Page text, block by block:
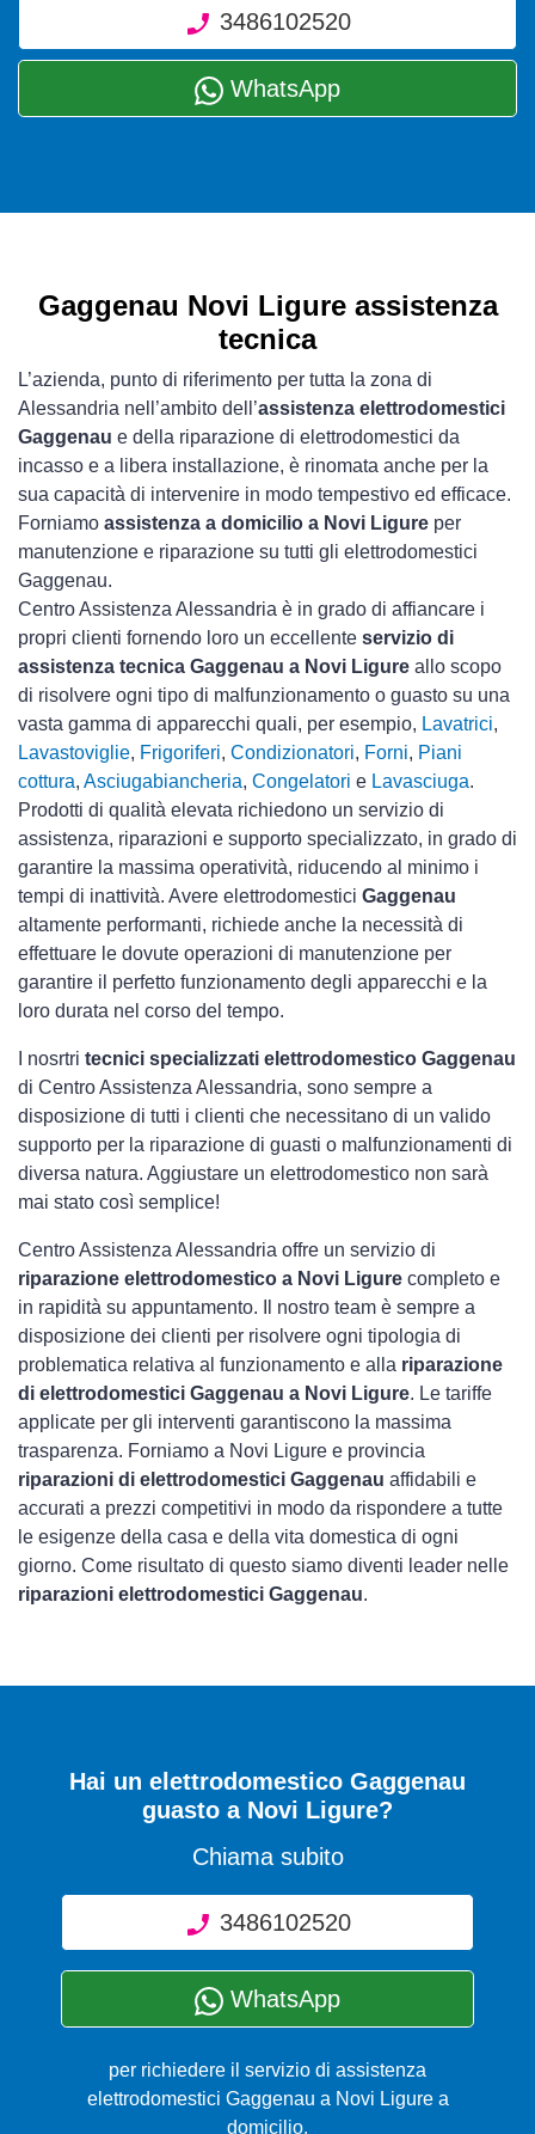
3486102520
WhatsApp
Gaggenau Novi Ligure assistenza
tecnica
L’azienda, punto di riferimento per tutta la zona di
Alessandria nell’ambito dell’assistenza elettrodomestici
Gaggenau e della riparazione di elettrodomestici da
incasso e a libera installazione, è rinomata anche per la
sua capacità di intervenire in modo tempestivo ed efficace.
Forniamo assistenza a domicilio a Novi Ligure per
manutenzione e riparazione su tutti gli elettrodomestici
Gaggenau.
Centro Assistenza Alessandria è in grado di affiancare i
propri clienti fornendo loro un eccellente servizio di
assistenza tecnica Gaggenau a Novi Ligure allo scopo
di risolvere ogni tipo di malfunzionamento o guasto su una
vasta gamma di apparecchi quali, per esempio, Lavatrici,
Lavastoviglie, Frigoriferi, Condizionatori, Forni, Piani
cottura, Asciugabiancheria, Congelatori e Lavasciuga.
Prodotti di qualità elevata richiedono un servizio di
assistenza, riparazioni e supporto specializzato, in grado di
garantire la massima operatività, riducendo al minimo i
tempi di inattività. Avere elettrodomestici Gaggenau
altamente performanti, richiede anche la necessità di
effettuare le dovute operazioni di manutenzione per
garantire il perfetto funzionamento degli apparecchi e la
loro durata nel corso del tempo.
I nosrtri tecnici specializzati elettrodomestico Gaggenau
di Centro Assistenza Alessandria, sono sempre a
disposizione di tutti i clienti che necessitano di un valido
supporto per la riparazione di guasti o malfunzionamenti di
diversa natura. Aggiustare un elettrodomestico non sarà
mai stato così semplice!
Centro Assistenza Alessandria offre un servizio di
riparazione elettrodomestico a Novi Ligure completo e
in rapidità su appuntamento. Il nostro team è sempre a
disposizione dei clienti per risolvere ogni tipologia di
problematica relativa al funzionamento e alla riparazione
di elettrodomestici Gaggenau a Novi Ligure. Le tariffe
applicate per gli interventi garantiscono la massima
trasparenza. Forniamo a Novi Ligure e provincia
riparazioni di elettrodomestici Gaggenau affidabili e
accurati a prezzi competitivi in modo da rispondere a tutte
le esigenze della casa e della vita domestica di ogni
giorno. Come risultato di questo siamo diventi leader nelle
riparazioni elettrodomestici Gaggenau.
Hai un elettrodomestico Gaggenau
guasto a Novi Ligure?
Chiama subito
3486102520
WhatsApp
per richiedere il servizio di assistenza
elettrodomestici Gaggenau a Novi Ligure a
domicilio.